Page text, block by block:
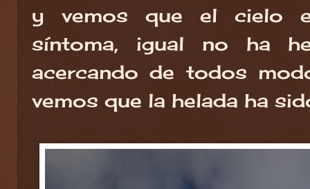
y vemos que el cielo
síntoma, igual no ha
acercando de todos
vemos que la helada ha